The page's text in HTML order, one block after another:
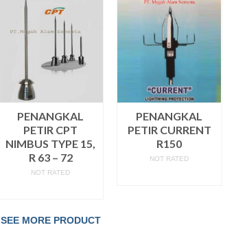
PENANGKAL
PETIR CPT
NIMBUS TYPE 15,
R 63 – 72
NOT RATED
PENANGKAL
PETIR CURRENT
R150
NOT RATED
SEE MORE PRODUCT